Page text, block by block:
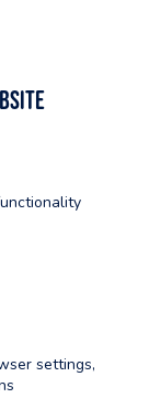
tyner neu'n
eithriadol
asesiadau
mwynhau ein
isod
ein dŵr.
ddilyn y
Maps
settings,